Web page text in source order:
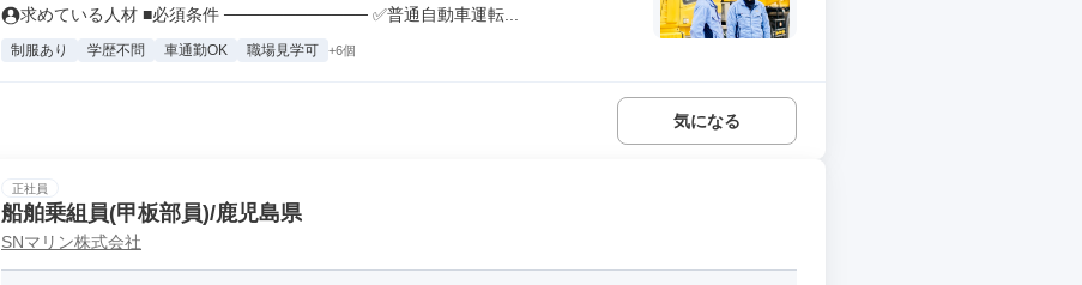
求めている人材 ■必須条件 ──────────── ✅普通自動車運転...
制服あり 学歴不問 車通勤OK 職場見学可 +6個
気になる
正社員
船舶乗組員(甲板部員)/鹿児島県
SNマリン株式会社